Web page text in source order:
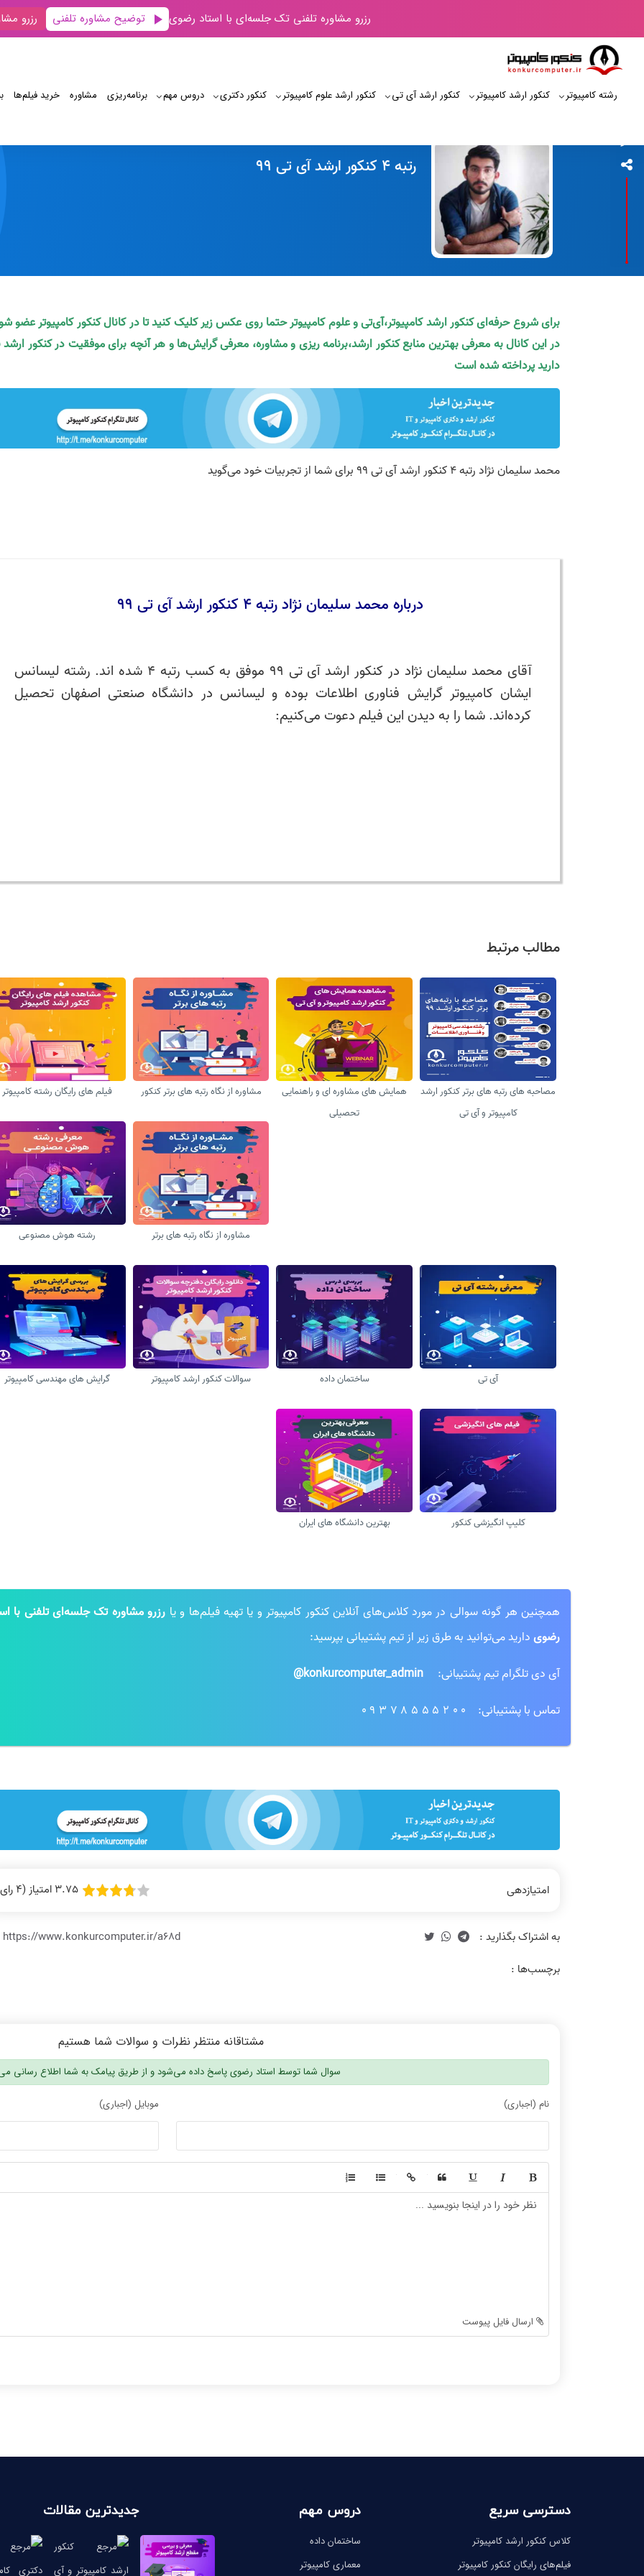
رزرو مشاوره تلفنی تک جلسه‌ای با استاد رضوی توضیح مشاوره تلفنی رزرو
رشته کامپیوتر کنکور ارشد کامپیوتر کنکور ارشد آی‌ تی کنکور ارشد علوم کامپیوتر کنکور دکتری دروس مهم برنامه‌‌ریزی مشاوره خرید فیلم‌ها
رتبه 4 کنکور ارشد آی تی 99
برای شروع حرفه‌ای کنکور ارشد کامپیوتر،آی‌تی و علوم کامپیوتر حتما روی عکس زیر کلیک کنید تا در کانال کنکور کامپیوتر عضو
در این کانال به معرفی بهترین منابع کنکور ارشد،برنامه ریزی و مشاوره، معرفی گرایش‌ها و هر آنچه برای موفقیت در کنکور ارشد
دارید پرداخته شده است
محمد سلیمان نژاد رتبه 4 کنکور ارشد آی تی 99 برای شما از تجربیات خود می‌گوید
درباره محمد سلیمان نژاد رتبه 4 کنکور ارشد آی تی 99
آقای محمد سلیمان نژاد در کنکور ارشد آی تی 99 موفق به کسب رتبه 4 شده اند. رشته لیسانس
ایشان کامپیوتر گرایش فناوری اطلاعات بوده و لیسانس در دانشگاه صنعتی اصفهان تحصیل
کرده‌اند. شما را به دیدن این فیلم دعوت می‌کنیم:
مطالب مرتبط
مصاحبه های رتبه های برتر کنکور ارشد
کامپیوتر و آی تی
همایش های مشاوره ای و راهنمایی
تحصیلی
مشاوره از نگاه رتبه های برتر کنکور فیلم های رایگان رشته کامپیوتر
مشاوره از نگاه رتبه های برتر رشته هوش مصنوعی
آی تی ساختمان داده سوالات کنکور ارشد کامپیوتر گرایش های مهندسی کامپیوتر
کلیپ انگیزشی کنکور بهترین دانشگاه های ایران
همچنین هر گونه سوالی در مورد کلاس‌های آنلاین کنکور کامپیوتر و یا تهیه فیلم‌ها و یا رزرو مشاوره تک جلسه‌ای تلفنی با
رضویدارید می‌توانید به طرق زیر از تیم پشتیبانی بپرسید:
آی دی تلگرام تیم پشتیبانی: konkurcomputer_admin@
تماس با پشتیبانی:
09378555200
امتیازدهی 3.75 امتیاز (4 رای)
https://www.konkurcomputer.ir/a68d
برچسب‌ها :
مشتاقانه منتظر نظرات و سوالات شما هستیم
سوال شما توسط استاد رضوی پاسخ داده می‌شود و از طریق پیامک به شما اطلاع رسانی
نام (اجباری) موبایل (اجباری)
-
-
-
-
-
-
دسترسی سریع
کلاس کنکور ارشد کامپیوتر
فیلم‌های رایگان کنکور کامپیوتر
دروس مهم
ساختمان داده
معماری کامپیوتر
جدیدترین مقالات